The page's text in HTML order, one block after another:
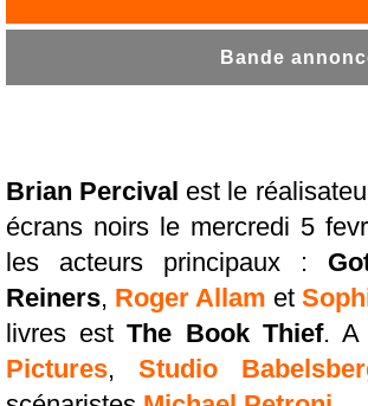
Bande
Brian Percival est le
écrans noirs le mercredi 5
les acteurs principaux :
Reiners, Roger Allam et
livres estThe Book Thief. A
Pictures,Studio